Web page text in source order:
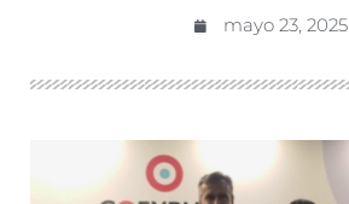
mayo 23, 2025